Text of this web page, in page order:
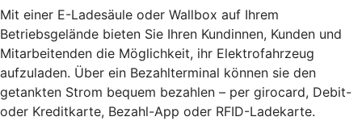
Mit einer E-Ladesäule oder Wallbox auf Ihrem
Betriebsgelände bieten Sie Ihren Kundinnen, Kunden und
Mitarbeitenden die Möglichkeit, ihr Elektrofahrzeug
aufzuladen. Über ein Bezahlterminal können sie den
getankten Strom bequem bezahlen – per girocard, Debit-
oder Kreditkarte, Bezahl-App oder RFID-Ladekarte.